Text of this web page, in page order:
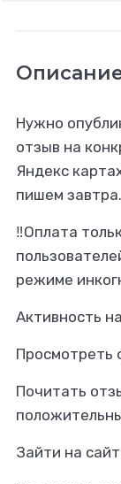
Нужно
отзыв на
Яндекс
пишем завтра.
‼️Оплата
режиме
Активность
Просмотреть
Почитать
Зайти на